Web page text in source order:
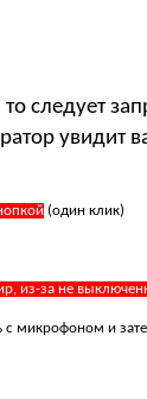
то следует
увидит
(один клик)
из-за не
с микрофоном и